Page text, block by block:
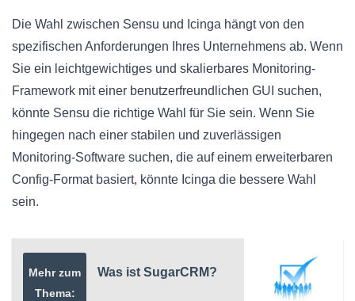
Die Wahl zwischen Sensu und Icinga hängt von den
spezifischen Anforderungen Ihres Unternehmens ab. Wenn
Sie ein leichtgewichtiges und skalierbares Monitoring-
Framework mit einer benutzerfreundlichen GUI suchen,
könnte Sensu die richtige Wahl für Sie sein. Wenn Sie
hingegen nach einer stabilen und zuverlässigen
Monitoring-Software suchen, die auf einem erweiterbaren
Config-Format basiert, könnte Icinga die bessere Wahl
sein.
Mehr zum
Thema:
Was ist SugarCRM?